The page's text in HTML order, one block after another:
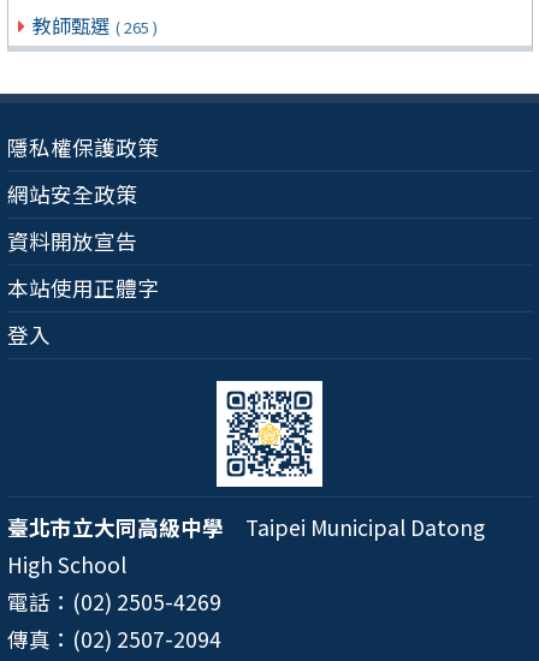
教師甄選 ( 265 )
隱私權保護政策
網站安全政策
資料開放宣告
本站使用正體字
登入
臺北市立大同高級中學 Taipei Municipal Datong
High School
電話：(02) 2505-4269
傳真：(02) 2507-2094